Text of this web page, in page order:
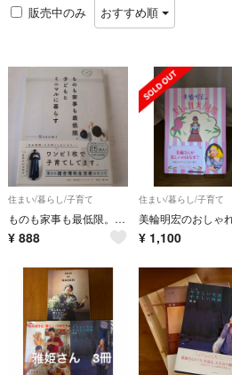
販売中のみ おすすめ順
住まい/暮らし/子育て
ものも家事も最低限。子どもとミニマルに暮らす
¥ 888
住まい/暮らし/子育て
¥ 1,100